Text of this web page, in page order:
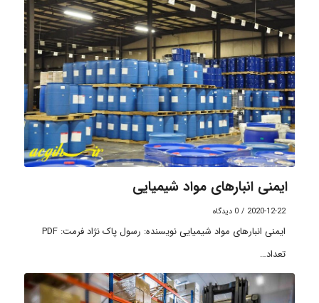
ایمنی انبارهای مواد شیمیایی
2020-12-22
/ 0 دیدگاه
ایمنی انبارهای مواد شیمیایی نویسنده: رسول پاک نژاد فرمت: PDF
تعداد…